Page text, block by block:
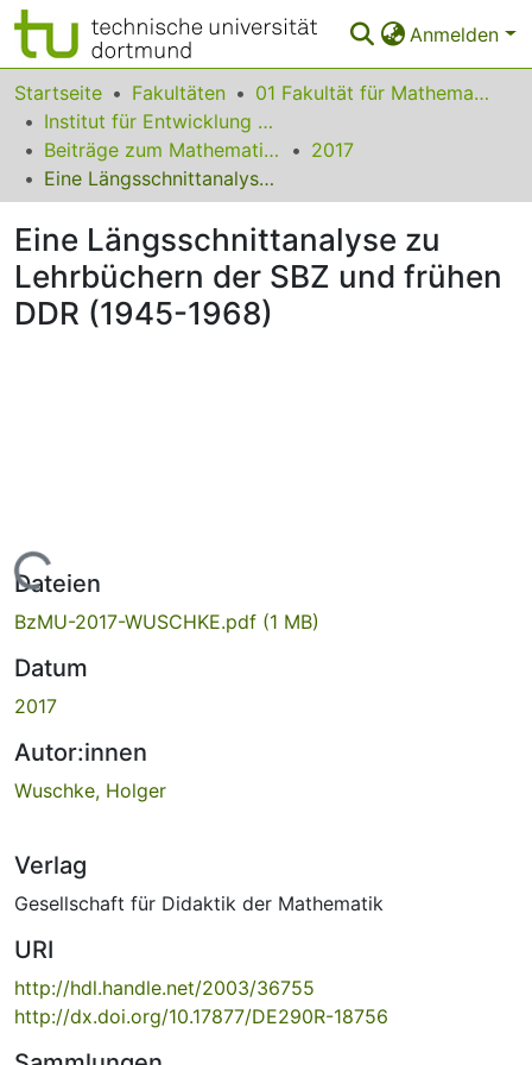
Anmelden
Bereiche & Sammlungen
Das gesamte Repositorium
Statistiken
FAQ
Leitlinien
Zurück zur Startseite
Startseite Fakultäten
01 Fakultät für Mathematik
Institut für Entwicklung und Erforschung des Mathematikunterrichts
Beiträge zum Mathematikunterricht
2017
Eine Längsschnittanalyse zu Lehrbüchern der SBZ und frühen DDR (1945-1968)
Eine Längsschnittanalyse zu
Lehrbüchern der SBZ und frühen
DDR (1945-1968)
Lade...
Dateien
BzMU-2017-WUSCHKE.pdf (1 MB)
Datum
2017
Autor:innen
Wuschke, Holger
Verlag
Gesellschaft für Didaktik der Mathematik
URI
http://hdl.handle.net/2003/36755
http://dx.doi.org/10.17877/DE290R-18756